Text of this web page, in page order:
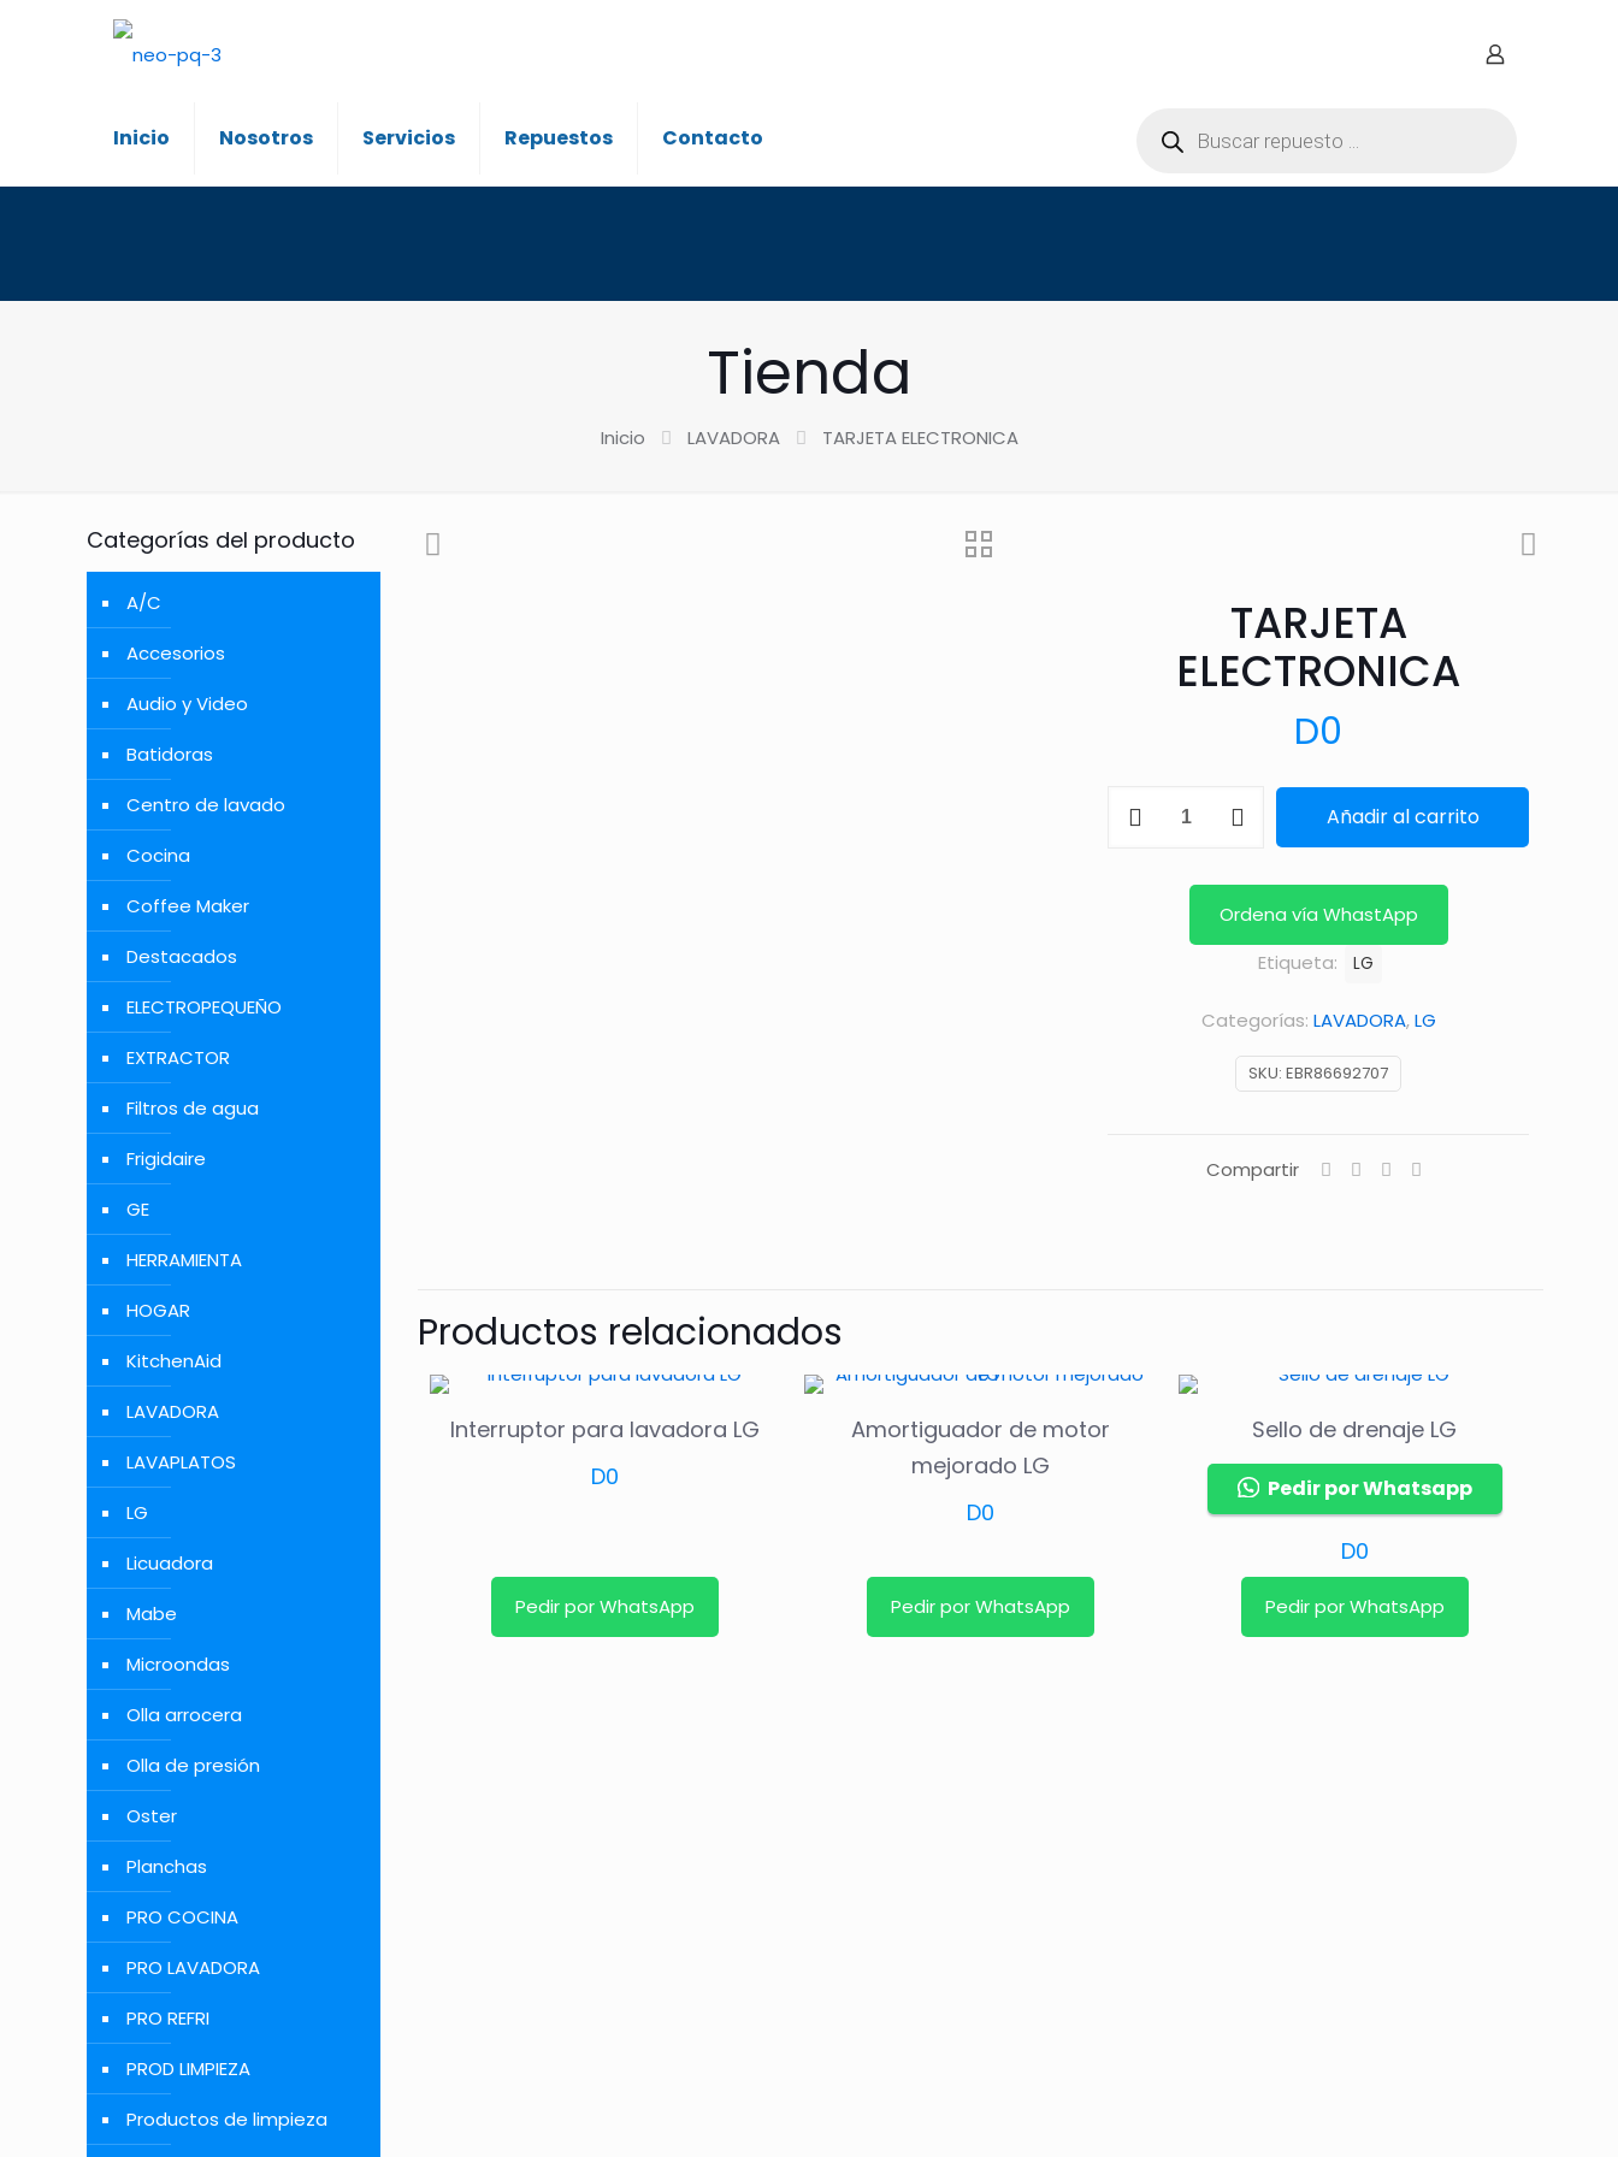
Inicio Nosotros Servicios Repuestos Contacto
productos
Tienda
Inicio LAVADORA TARJETA ELECTRONICA
TARJETA
ELECTRONICA
D0
Añadir al carrito
Ordena vía WhastApp
SKU:EBR86692707
Categorías: LAVADORA,LG
Etiqueta: LG
Compartir
Productos relacionados
Interruptor para lavadora LG
D0
Pedir por WhatsApp
Amortiguador de motor
mejorado LG
D0
Pedir por WhatsApp
Sello de drenaje LG
Pedir por Whatsapp
D0
Pedir por WhatsApp
Categorías del producto
A/C
Accesorios
Audio y Video
Batidoras
Centro de lavado
Cocina
Coffee Maker
Destacados
ELECTROPEQUEÑO
EXTRACTOR
Filtros de agua
Frigidaire
GE
HERRAMIENTA
HOGAR
KitchenAid
LAVADORA
LAVAPLATOS
LG
Licuadora
Mabe
Microondas
Olla arrocera
Olla de presión
Oster
Planchas
PRO COCINA
PRO LAVADORA
PRO REFRI
PROD LIMPIEZA
Productos de limpieza